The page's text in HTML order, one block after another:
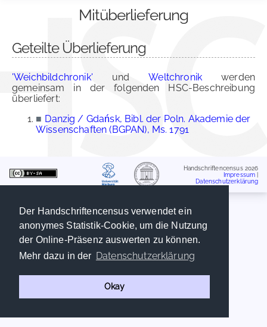
Der Handschriftencensus verwendet ein
anonymes Statistik-Cookie, um die Nutzung
der Online-Präsenz auswerten zu können.
Mehr dazu in der Datenschutzerklärung
Okay
Mitüberlieferung
Geteilte Überlieferung
'Weichbildchronik' undWeltchronik werden
gemeinsam in der folgenden HSC-Beschreibung
überliefert:
■ Danzig / Gdańsk, Bibl. der Poln. Akademie der
Wissenschaften (BGPAN), Ms. 1791
Handschriftencensus 2026
Impressum
Datenschutzerklärung